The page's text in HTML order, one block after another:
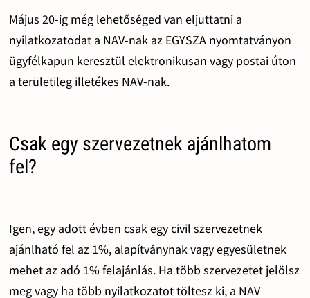
Május 20-ig még lehetőséged van eljuttatni a
nyilatkozatodat a NAV-nak az EGYSZA nyomtatványon
ügyfélkapun keresztül elektronikusan vagy postai úton
a területileg illetékes NAV-nak.
Csak egy szervezetnek ajánlhatom
fel?
Igen, egy adott évben csak egy civil szervezetnek
ajánlható fel az 1%, alapítványnak vagy egyesületnek
mehet az adó 1% felajánlás. Ha több szervezetet jelölsz
meg vagy ha több nyilatkozatot töltesz ki, a NAV